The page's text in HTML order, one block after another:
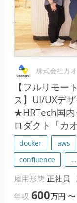
株式会社カ
【フルリモー
ス】UI/UXデ
★HRTech国内
ロダクト「カ
docker aws
confluence
…
雇用形態 正社員
年収 600万円 〜